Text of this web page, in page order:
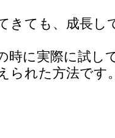
きても、成長し
時に実際に試し
られた方法です